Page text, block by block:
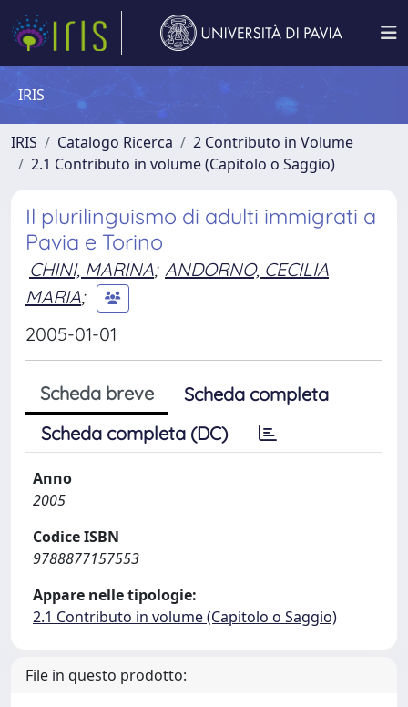
IRIS
IRIS Catalogo Ricerca
2 Contributo in Volume
2.1 Contributo in volume (Capitolo o Saggio)
Il plurilinguismo di adulti immigrati a
Pavia e Torino
CHINI, MARINA; ANDORNO, CECILIA
MARIA;
2005-01-01
Scheda breve
Scheda completa
Scheda completa (DC)
Anno
2005
Codice ISBN
9788877157553
Appare nelle tipologie:
2.1 Contributo in volume (Capitolo o Saggio)
File in questo prodotto: